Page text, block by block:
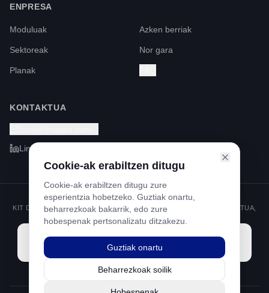
ENPRESA
Moduluak
Sektoreak
Planak
Azken berriak
Nor gara
KONTAKTUA
LinkedIn
KIT DIGITAL PROGRAMA, NEXT GENERATION FUNTSEK FINANTZATUA,
SUSPERTZE ETA ERRESILIENTZIA MEKANISMOAREN BIDEZ
Cookie-ak erabiltzen ditugu
Cookie-ak erabiltzen ditugu zure
esperientzia hobetzeko. Guztiak onartu,
beharrezkoak bakarrik, edo zure
hobespenak pertsonalizatu ditzakezu.
Guztiak onartu
Beharrezkoak soilik